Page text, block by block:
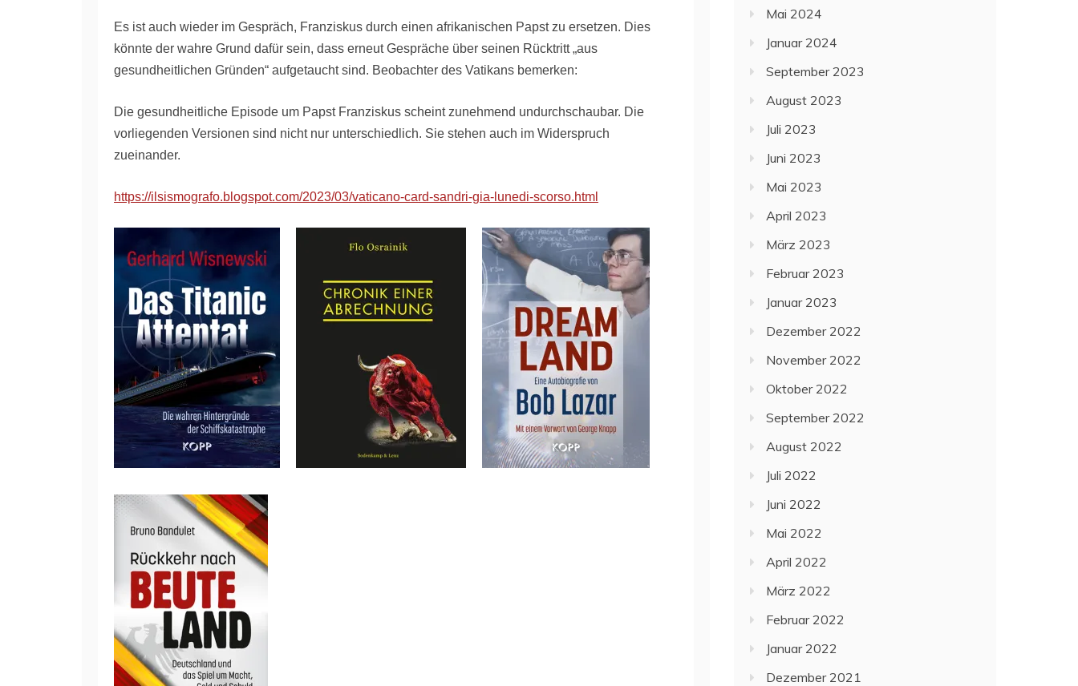
Es ist auch wieder im Gespräch, Franziskus durch einen afrikanischen Papst zu ersetzen. Dies
könnte der wahre Grund dafür sein, dass erneut Gespräche über seinen Rücktritt „aus
gesundheitlichen Gründen“ aufgetaucht sind. Beobachter des Vatikans bemerken:
Die gesundheitliche Episode um Papst Franziskus scheint zunehmend undurchschaubar. Die
vorliegenden Versionen sind nicht nur unterschiedlich. Sie stehen auch im Widerspruch
zueinander.
https://ilsismografo.blogspot.com/2023/03/vaticano-card-sandri-gia-lunedi-scorso.html
Mai 2024
Januar 2024
September 2023
August 2023
Juli 2023
Juni 2023
Mai 2023
April 2023
März 2023
Februar 2023
Januar 2023
Dezember 2022
November 2022
Oktober 2022
September 2022
August 2022
Juli 2022
Juni 2022
Mai 2022
April 2022
März 2022
Februar 2022
Januar 2022
Dezember 2021